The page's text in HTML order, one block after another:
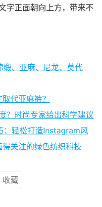
字正面朝向上方，带来不
、亚麻、尼龙、莫代
代亚麻裤？
？时尚专家给出科学建议
：轻松打造Instagram风
关注的绿色纺织科技
收藏